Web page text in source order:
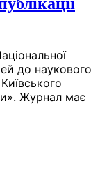
до наукового
Журнал має